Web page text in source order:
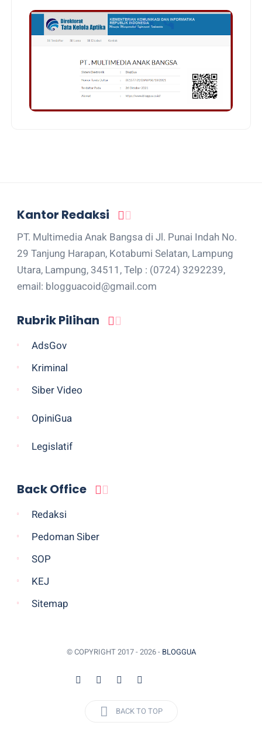
Kantor Redaksi
PT. Multimedia Anak Bangsa di Jl. Punai Indah No.
29 Tanjung Harapan, Kotabumi Selatan, Lampung
Utara, Lampung, 34511, Telp : (0724) 3292239,
email: blogguacoid@gmail.com
Rubrik Pilihan
AdsGov
Kriminal
Siber Video
OpiniGua
Legislatif
Back Office
Redaksi
Pedoman Siber
SOP
KEJ
Sitemap
© COPYRIGHT 2017 - 2026 - BLOGGUA
BACK TO TOP